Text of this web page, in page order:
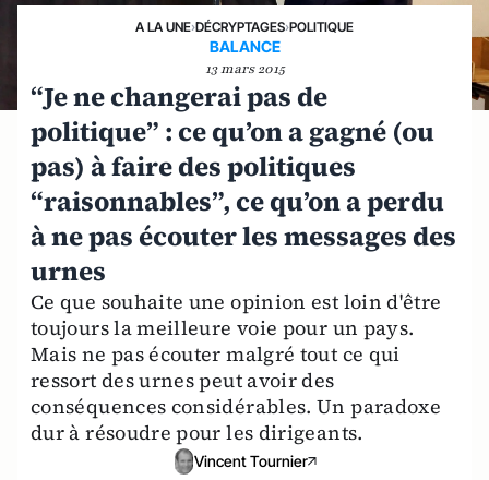
A LA UNE›DÉCRYPTAGES›POLITIQUE
BALANCE
13 mars 2015
“Je ne changerai pas de
politique” : ce qu’on a gagné (ou
pas) à faire des politiques
“raisonnables”, ce qu’on a perdu
à ne pas écouter les messages des
urnes
Ce que souhaite une opinion est loin d'être
toujours la meilleure voie pour un pays.
Mais ne pas écouter malgré tout ce qui
ressort des urnes peut avoir des
conséquences considérables. Un paradoxe
dur à résoudre pour les dirigeants.
Vincent Tournier